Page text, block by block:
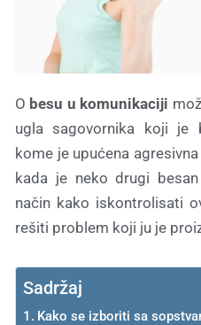
O besu u komunikaciji
ugla sagovornika koji je
kome je upućena
kada je neko drugi
način kako iskontrolisati
rešiti problem koji ju je
Sadržaj
Kako se izboriti sa